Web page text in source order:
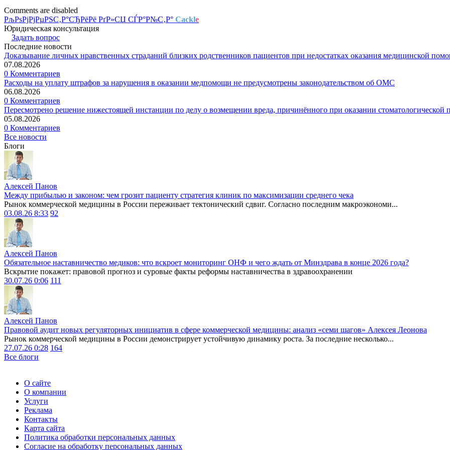
Comments are disabled
РљРѕРјРјРµРЅС‚Р°СЂРёРё РґР»СЏ СЃР°Р№С‚Р° Cackle
Юридическая консультация
Задать вопрос
Последние новости
Доказывание личных нравственных страданий близких родственников пациентов при недостатках оказания медицинской
07.08.2026
0 Комментариев
Расходы на уплату штрафов за нарушения в оказании медпомощи не предусмотрены законодательством об ОМС
06.08.2026
0 Комментариев
Пересмотрено решение нижестоящей инстанции по делу о возмещении вреда, причинённого при оказании стоматологической
05.08.2026
0 Комментариев
Все новости
Блоги
Алексей Панов
Между прибылью и законом: чем грозит пациенту стратегия клиник по максимизации среднего чека
Рынок коммерческой медицины в России переживает тектонический сдвиг. Согласно последним макроэкономи...
03.08.26 8:33 92
Алексей Панов
Обязательное наставничество медиков: что вскроет мониторинг ОНФ и чего ждать от Минздрава в конце 2026 года?
Вскрытие покажет: правовой прогноз и суровые факты реформы наставничества в здравоохранении
30.07.26 0:06 111
Алексей Панов
Правовой аудит новых регуляторных инициатив в сфере коммерческой медицины: анализ «семи шагов» Алексея Леонова
Рынок коммерческой медицины в России демонстрирует устойчивую динамику роста. За последние несколько...
27.07.26 0:28 164
Все блоги
О сайте
О компании
Услуги
Реклама
Контакты
Карта сайта
Политика обработки персональных данных
Согласие на обработку персональных данных